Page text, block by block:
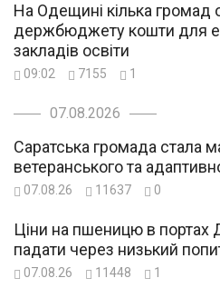
На Одещині кілька громад
держбюджету кошти для
закладів освіти
09:02 7155 1
07.08.2026
Саратська громада стала
ветеранського та
07.08.26 11637 0
Ціни на пшеницю в
падати через низький
07.08.26 11448 1